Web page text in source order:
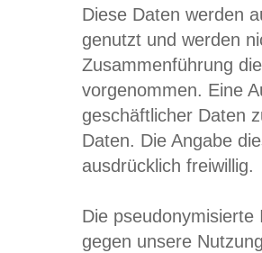
Diese Daten werden
genutzt und werden
Zusammenführung
vorgenommen. Eine
geschäftlicher Daten
Daten. Die Angabe
ausdrücklich freiwillig.
Die
gegen unsere